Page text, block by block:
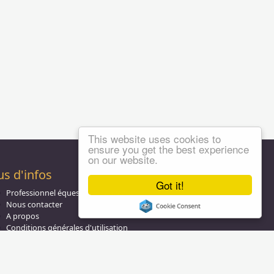
Got it!
This website uses cookies to
ensure you get the best experience
on our website.
d'infos
Professionnel équestre, Inscrivez-vous !
Nous contacter
A propos
Conditions générales d'utilisation